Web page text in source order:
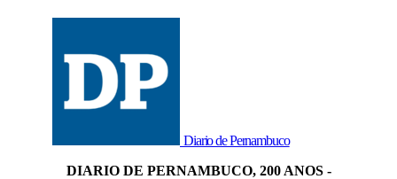
Diario de Pernambuco
DIARIO DE PERNAMBUCO, 200 ANOS -